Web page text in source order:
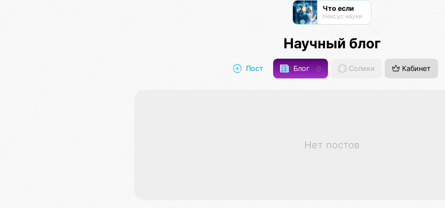
Что если
Нексус науки
Научный блог
Пост Блог 0 Солики Кабинет
Нет постов